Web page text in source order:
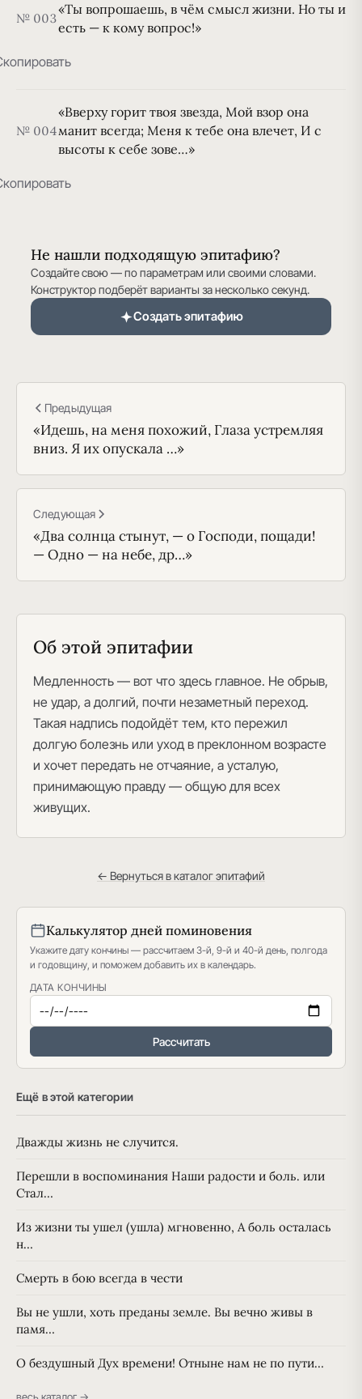
№ 003
«Ты вопрошаешь, в чём смысл жизни. Но ты и
есть — к кому вопрос!»
№ 004
«Вверху горит твоя звезда, Мой взор она
манит всегда; Меня к тебе она влечет, И с
высоты к себе зове…»
Не нашли подходящую эпитафию?
Создайте свою — по параметрам или своими словами.
Конструктор подберёт варианты за несколько секунд.
Создать эпитафию
Предыдущая
«Идешь, на меня похожий, Глаза устремляя
вниз. Я их опускала …»
Следующая
«Два солнца стынут, — о Господи, пощади!
— Одно — на небе, др…»
Об этой эпитафии
Медленность — вот что здесь главное. Не обрыв,
не удар, а долгий, почти незаметный переход.
Такая надпись подойдёт тем, кто пережил
долгую болезнь или уход в преклонном возрасте
и хочет передать не отчаяние, а усталую,
принимающую правду — общую для всех
живущих.
← Вернуться в каталог эпитафий
Калькулятор дней поминовения
Укажите дату кончины — рассчитаем 3-й, 9-й и 40-й день, полгода
и годовщину, и поможем добавить их в календарь.
ДАТА КОНЧИНЫ
Рассчитать
Ещё в этой категории
Дважды жизнь не случится.
Перешли в воспоминания Наши радости и боль. или
Стал…
Из жизни ты ушел (ушла) мгновенно, А боль осталась
н…
Смерть в бою всегда в чести
Вы не ушли, хоть преданы земле. Вы вечно живы в
памя…
О бездушный Дух времени! Отныне нам не по пути…
весь каталог →